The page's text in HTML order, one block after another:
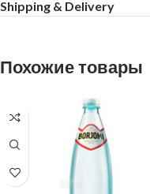
Shipping & Delivery
Похожие товары